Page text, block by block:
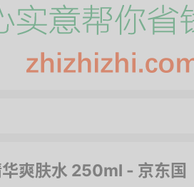
爽肤水 250ml - 京东国